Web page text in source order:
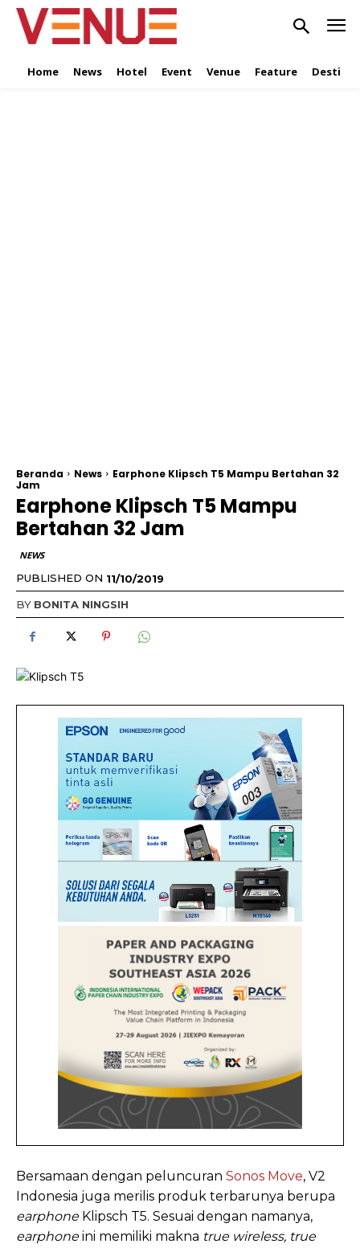
Home News Hotel Event Venue Feature
Beranda News
Earphone Klipsch T5 Mampu Bertahan 32
Jam
Earphone Klipsch T5 Mampu
Bertahan 32 Jam
NEWS
PUBLISHED ON 11/10/2019
BY BONITA NINGSIH
Bersamaan dengan peluncuran Sonos Move, V2
Indonesia juga merilis produk terbarunya berupa
earphoneKlipsch T5. Sesuai dengan namanya,
earphoneini memiliki makna true wireless, true